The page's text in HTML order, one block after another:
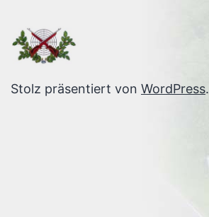
Stolz präsentiert von WordPress.